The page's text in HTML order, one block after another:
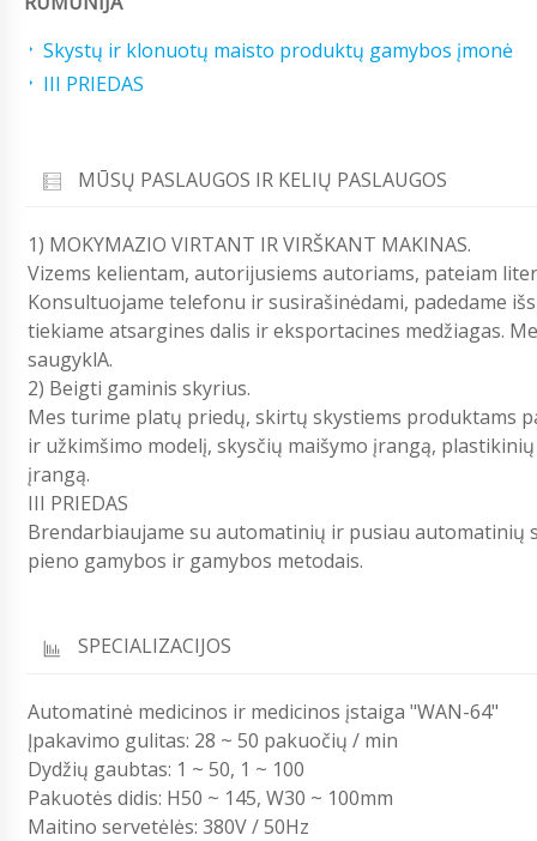
Skystų ir klonuotų maisto produktų gamybos įmonė
III PRIEDAS
MŪSŲ PASLAUGOS IR KELIŲ PASLAUGOS
1) MOKYMAZIO VIRTANT IR VIRŠKANT MAKINAS.
Vizems kelientam, autorijusiems autoriams, pateiam
Konsultuojame telefonu ir susirašinėdami, padedame
tiekiame atsargines dalis ir eksportacines medžiagas.
saugyklA.
2) Beigti gaminis skyrius.
Mes turime platų priedų, skirtų skystiems produktams
ir užkimšimo modelį, skysčių maišymo įrangą,
įrangą.
III PRIEDAS
Brendarbiaujame su automatinių ir pusiau automatinių
pieno gamybos ir gamybos metodais.
SPECIALIZACIJOS
Automatinė medicinos ir medicinos įstaiga "WAN-64"
Įpakavimo gulitas: 28 ~ 50 pakuočių / min
Dydžių gaubtas: 1 ~ 50, 1 ~ 100
Pakuotės didis: H50 ~ 145, W30 ~ 100mm
Maitino servetėlės: 380V / 50Hz